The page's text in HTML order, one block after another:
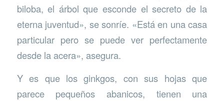
biloba, el árbol que esconde el secreto de la
eterna juventud», se sonríe. «Está en una casa
particular pero se puede ver perfectamente
desde la acera», asegura.
Y es que los ginkgos, con sus hojas que
parece pequeños abanicos, tienen una